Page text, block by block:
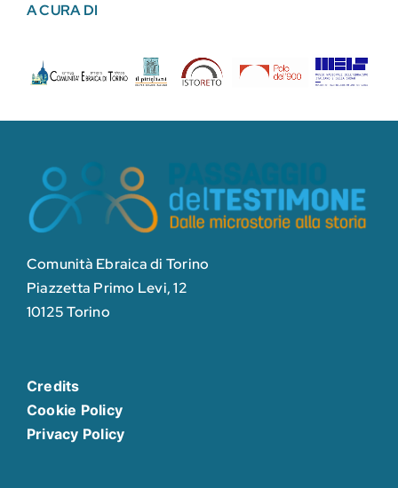
A CURA DI
Comunità Ebraica di Torino
Piazzetta Primo Levi, 12
10125 Torino
Credits
Cookie Policy
Privacy Policy